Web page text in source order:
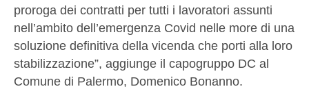
proroga dei contratti per tutti i lavoratori assunti
nell’ambito dell’emergenza Covid nelle more di una
soluzione definitiva della vicenda che porti alla loro
stabilizzazione”, aggiunge il capogruppo DC al
Comune di Palermo, Domenico Bonanno.